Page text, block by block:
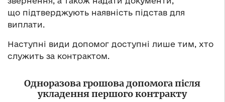
що підтверджують наявність підстав для
виплати.
Наступні види допомог доступні лише тим, хто
служить за контрактом.
Одноразова грошова допомога після
укладення першого контракту